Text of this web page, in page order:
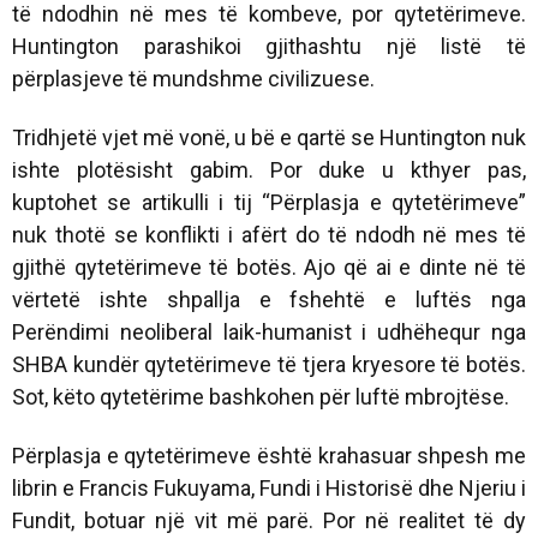
të ndodhin në mes të kombeve, por qytetërimeve.
Huntington parashikoi gjithashtu një listë të
përplasjeve të mundshme civilizuese.
Tridhjetë vjet më vonë, u bë e qartë se Huntington nuk
ishte plotësisht gabim. Por duke u kthyer pas,
kuptohet se artikulli i tij “Përplasja e qytetërimeve”
nuk thotë se konflikti i afërt do të ndodh në mes të
gjithë qytetërimeve të botës. Ajo që ai e dinte në të
vërtetë ishte shpallja e fshehtë e luftës nga
Perëndimi neoliberal laik-humanist i udhëhequr nga
SHBA kundër qytetërimeve të tjera kryesore të botës.
Sot, këto qytetërime bashkohen për luftë mbrojtëse.
Përplasja e qytetërimeve është krahasuar shpesh me
librin e Francis Fukuyama, Fundi i Historisë dhe Njeriu i
Fundit, botuar një vit më parë. Por në realitet të dy